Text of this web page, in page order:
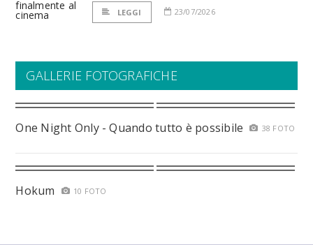
LEGGI 23/07/2026
GALLERIE FOTOGRAFICHE
One Night Only - Quando tutto è possibile 38 FOTO
Hokum 10 FOTO